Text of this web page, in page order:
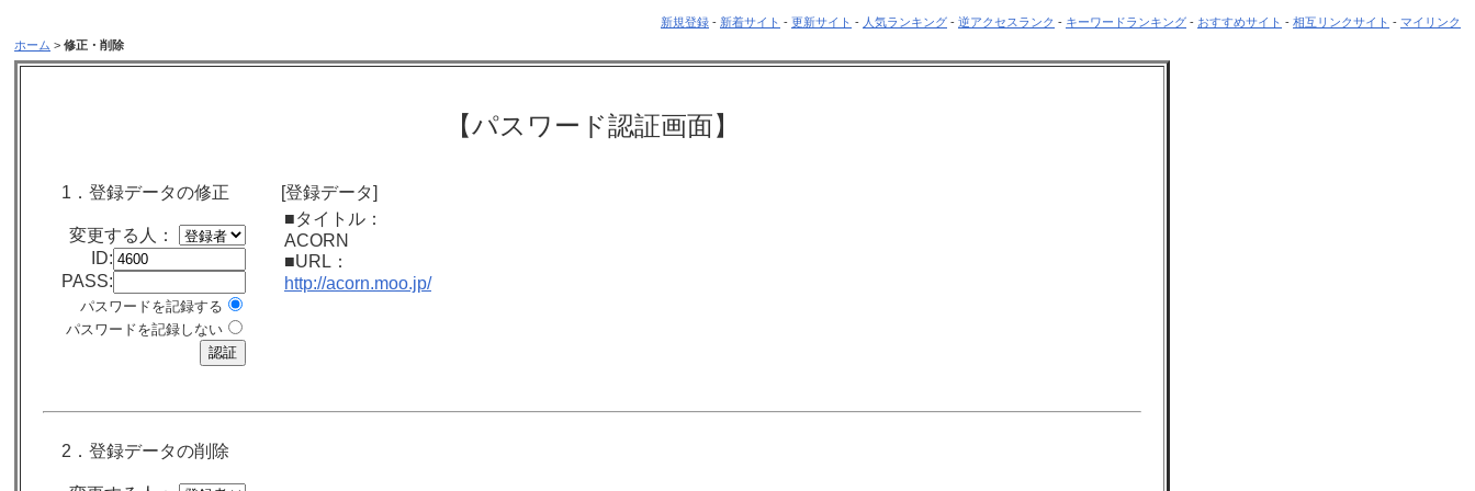
新規登録 - 新着サイト - 更新サイト - 人気ランキング - 逆アクセスランク - キーワードランキング - おすすめサイト - 相互リンクサイト - マイリンク
ホーム > 修正・削除
【パスワード認証画面】
1．登録データの修正
変更する人：
ID:
PASS:
パスワードを記録する
パスワードを記録しない
[登録データ]
■タイトル：
ACORN
■URL：
http://acorn.moo.jp/
2．登録データの削除